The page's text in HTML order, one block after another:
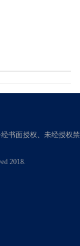
书面授权、未经授权禁
2018.